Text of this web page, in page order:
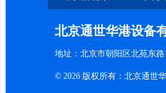
北京通世华港设备
地址：北京市朝阳区北苑东路
© 2026 版权所有：北京通世